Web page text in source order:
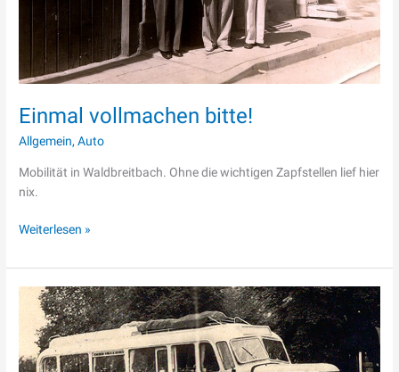
Einmal vollmachen bitte!
Allgemein,Auto
Mobilität in Waldbreitbach. Ohne die wichtigen Zapfstellen lief hier
nix.
Weiterlesen »
Neue
Bilder
in
der